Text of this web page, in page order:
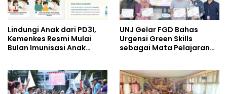
Lindungi Anak dari PD3I,
Kemenkes Resmi Mulai
Bulan Imunisasi Anak
UNJ Gelar FGD Bahas
Urgensi Green Skills
sebagai Mata Pelajaran
Perhotelan, dan UPW